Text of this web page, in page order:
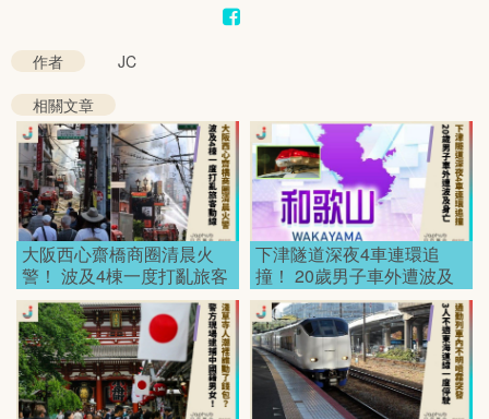
作者
JC
相關文章
大阪西心齋橋商圈清晨火
警！ 波及4棟一度打亂旅客
動線！
下津隧道深夜4車連環追
撞！ 20歲男子車外遭波及
身亡！